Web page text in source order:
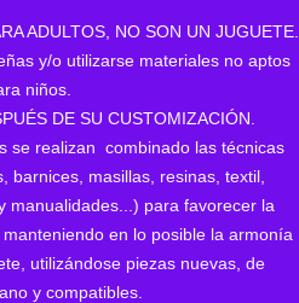
ADULTOS, NO SON UN JUGUETE.
y/o utilizarse materiales no aptos
niños.
DE SU CUSTOMIZACIÓN.
se realizan combinado las técnicas
barnices, masillas, resinas, textil,
manualidades...) para favorecer la
en lo posible la armonía
utilizándose piezas nuevas, de
y compatibles.
los 2 resultadosOrdenado